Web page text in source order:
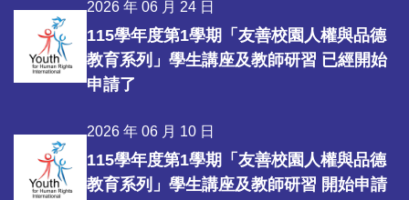
2026 年 06 月 24 日
115學年度第1學期「友善校園人權與品德
教育系列」學生講座及教師研習 已經開始
申請了
2026 年 06 月 10 日
115學年度第1學期「友善校園人權與品德
教育系列」學生講座及教師研習 開始申請